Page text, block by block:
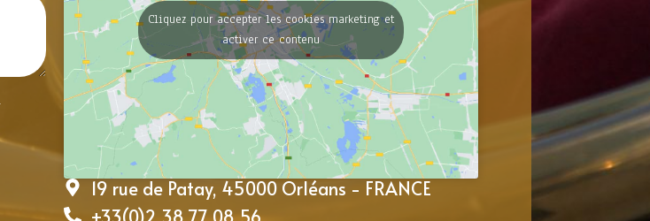
Cliquez pour accepter les cookies marketing et
activer ce contenu
19 rue de Patay, 45000 Orléans - FRANCE